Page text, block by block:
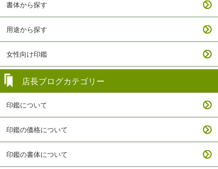
書体から探す
用途から探す
女性向け印鑑
店長ブログカテゴリー
印鑑について
印鑑の価格について
印鑑の書体について